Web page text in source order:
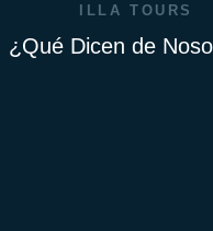
ILLA TOURS
¿Qué Dicen de